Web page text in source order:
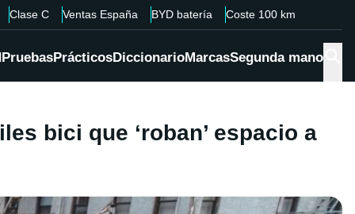
Clase C Ventas España BYD batería Coste 100 km
PruebasPrácticosDiccionarioMarcasSegunda mano
bici que ‘roban’ espacio a